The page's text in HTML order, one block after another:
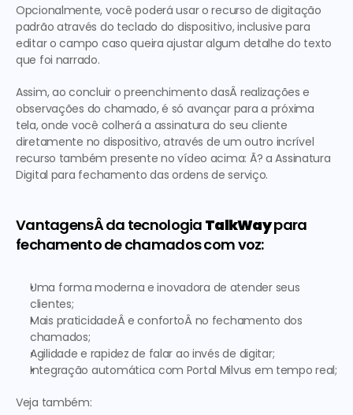
Opcionalmente, você poderá usar o recurso de digitação
padrão através do teclado do dispositivo, inclusive para
editar o campo caso queira ajustar algum detalhe do texto
que foi narrado.
Assim, ao concluir o preenchimento dasÂ realizações e
observações do chamado, é só avançar para a próxima
tela, onde você colherá a assinatura do seu cliente
diretamente no dispositivo, através de um outro incrível
recurso também presente no vídeo acima: Ã? a Assinatura
Digital para fechamento das ordens de serviço.
VantagensÂ da tecnologia TalkWay para
fechamento de chamados com voz:
Uma forma moderna e inovadora de atender seus
clientes;
Mais praticidadeÂ e confortoÂ no fechamento dos
chamados;
Agilidade e rapidez de falar ao invés de digitar;
Integração automática com Portal Milvus em tempo real;
Veja também: